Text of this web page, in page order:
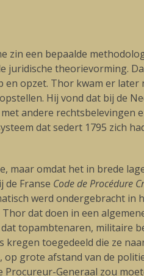
zin een bepaalde
juridische theorievorming.
opzet. Thor kwam er
Hij vond dat bij de
andere rechtsbelevingen
dat sedert 1795 zich
omdat het in brede
de Franse Code de Procédure
werd ondergebracht in
dat doen in een
topambtenaren, militaire
toegedeeld die ze
grote afstand van de
Generaal zou